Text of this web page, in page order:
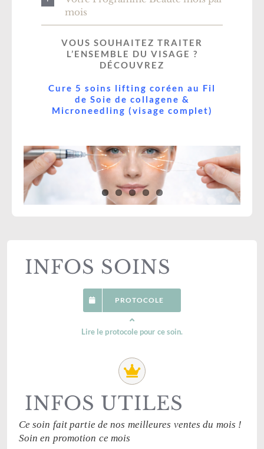
mois
VOUS SOUHAITEZ TRAITER
L’ENSEMBLE DU VISAGE ?
DÉCOUVREZ
Cure 5 soins lifting coréen au Fil
de Soie de collagene &
Microneedling (visage complet)
INFOS SOINS
PROTOCOLE
Lire le protocole pour ce soin.
INFOS UTILES
Ce soin fait partie de nos meilleures ventes du mois !
Soin en promotion ce mois